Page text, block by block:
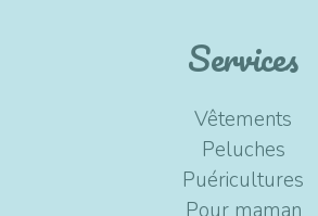
Services
Vêtements
Peluches
Puéricultures